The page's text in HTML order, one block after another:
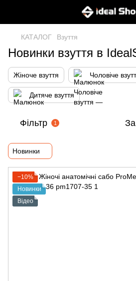
КАТАЛОГ Взуття
Новинки взуття в
Жіноче взуття Чоловіче
Дитяче взуття
Фільтр 1
Новинки
−10%
Новинки
Відео